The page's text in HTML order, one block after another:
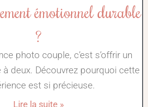
émotionnel durable
?
photo couple, c’est s’offrir un
deux. Découvrez pourquoi cette
est si précieuse.
Lire la suite »